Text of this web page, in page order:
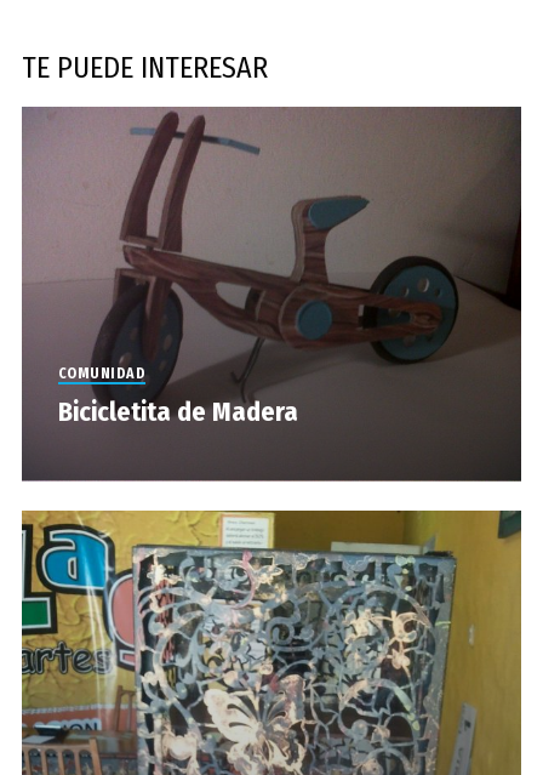
TE PUEDE INTERESAR
COMUNIDAD
Bicicletita de Madera